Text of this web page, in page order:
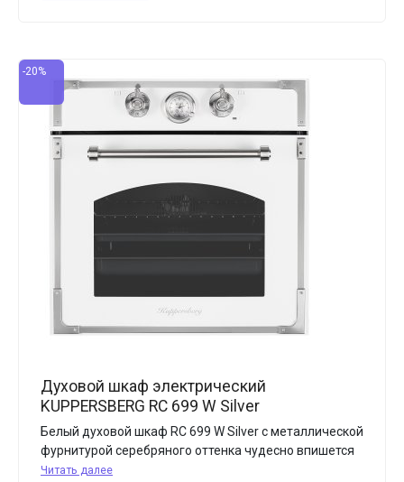
-20%
Духовой шкаф электрический
KUPPERSBERG RC 699 W Silver
Белый духовой шкаф RC 699 W Silver с металлической
фурнитурой серебряного оттенка чудесно впишется
Читать далее